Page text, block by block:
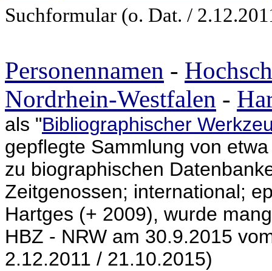
Suchformular (o. Dat. /
Personennamen -
Nordrhein-Westfalen -
als "Bibliographischer
gepflegte Sammlung von
zu biographischen
Zeitgenossen; international;
Hartges (+ 2009), wurde
HBZ - NRW am 30.9.2015
2.12.2011 / 21.10.2015)